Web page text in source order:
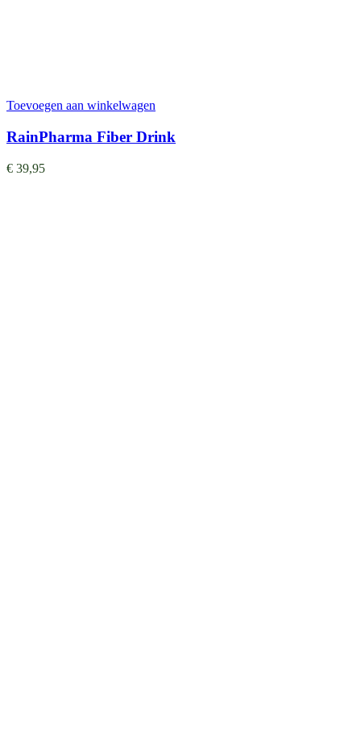
Toevoegen aan winkelwagen
RainPharma Fiber Drink
€ 39,95